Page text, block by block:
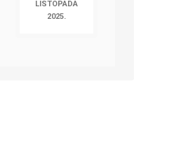
LISTOPADA
2025.